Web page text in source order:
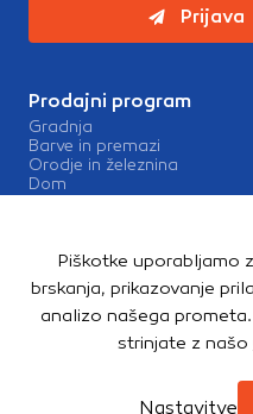
Prijava
Prodajni program
Gradnja
Barve in premazi
Orodje in železnina
Dom
Storitve
Izris kopalnic
Mešalnice barv
Piškotke uporabljamo
brskanja, prikazovanje
analizo našega
strinjate z našo
Nastavitve